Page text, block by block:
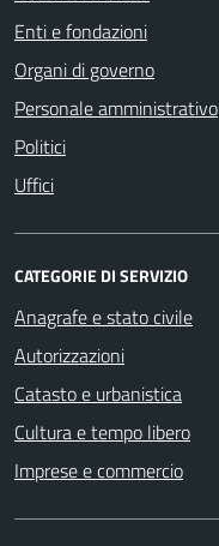
Enti e fondazioni
Organi di governo
Personale amministrativo
Politici
Uffici
CATEGORIE DI SERVIZIO
Anagrafe e stato civile
Autorizzazioni
Catasto e urbanistica
Cultura e tempo libero
Imprese e commercio